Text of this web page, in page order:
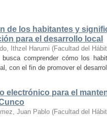
de los habitantes y
para el desarrollo local
Ithzel Harumi (Facultad del
busca comprender cómo los
con el fin de promover el
electrónico para el
Juan Pablo (Facultad del